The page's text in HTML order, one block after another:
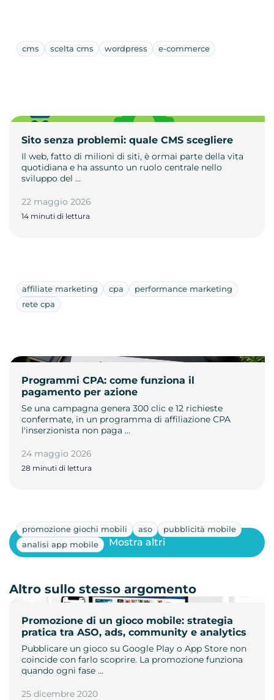
cms scelta cms wordpress e-commerce
Sito senza problemi: quale CMS scegliere
Il web, fatto di milioni di siti, è ormai parte della vita
quotidiana e ha assunto un ruolo centrale nello
sviluppo del …
22 maggio 2026
14 minuti di lettura
affiliate marketing cpa
performance marketing
rete cpa
Programmi CPA: come funziona il
pagamento per azione
Se una campagna genera 300 clic e 12 richieste
confermate, in un programma di affiliazione CPA
l'inserzionista non paga …
24 maggio 2026
28 minuti di lettura
promozione giochi mobili aso
pubblicità mobile
analisi app mobile
Promozione di un gioco mobile: strategia
pratica tra ASO, ads, community e analytics
Pubblicare un gioco su Google Play o App Store non
coincide con farlo scoprire. La promozione funziona
quando ogni fase …
25 dicembre 2020
Mostra altri
Altro sullo stesso argomento